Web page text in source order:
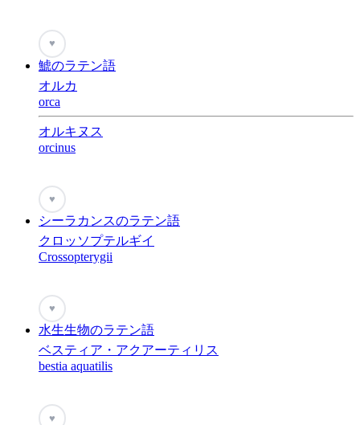
♥
鯱のラテン語
オルカ
orca
オルキヌス
orcinus
♥
シーラカンスのラテン語
クロッソプテルギイ
Crossopterygii
♥
水生生物のラテン語
ベスティア・アクアーティリス
bestia aquatilis
♥